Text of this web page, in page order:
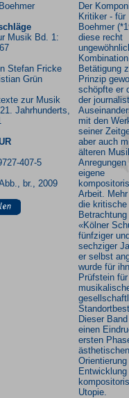
Musik Bd. 1:
Stefan Fricke
Grün
zur Musik
Jahrhunderts,
407-5
br., 2009
Der
Kritiker - für
Boehmer
diese recht
Betätigung
Prinzip
schöpfte er
der
mit den
seiner
aber auch
älteren
eigene
Arbeit.
die kritische
Betrachtung
«Kölner
fünfziger
sechziger
er selbst
wurde für
Prüfstein
Dieser
einen
ersten
ästhetischen
Utopie.